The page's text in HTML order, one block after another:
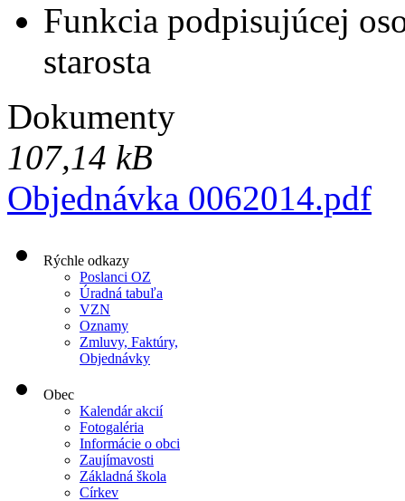
Funkcia podpisujúcej
starosta
Dokumenty
107,14 kB
Objednávka 0062014.pdf
Rýchle odkazy
Poslanci OZ
Úradná tabuľa
VZN
Oznamy
Zmluvy, Faktúry,
Objednávky
Obec
Kalendár akcií
Fotogaléria
Informácie o obci
Zaujímavosti
Základná škola
Církev